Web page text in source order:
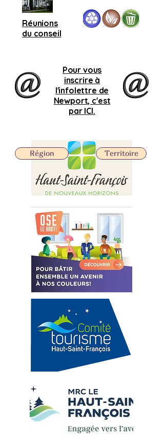
Réunions
du conseil
Pour vous
inscrire à
l'infolettre de
Newport, c'est
par ICI.
Territoire
Région